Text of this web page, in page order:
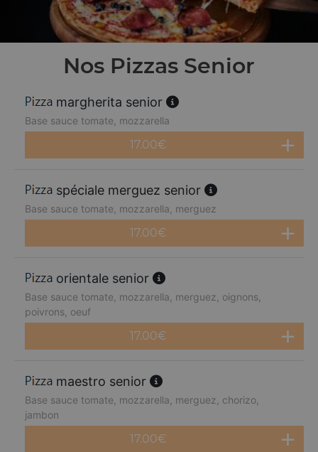
Nos Pizzas Senior
margherita senior
Base sauce tomate, mozzarella
17.00€
spéciale merguez senior
Base sauce tomate, mozzarella, merguez
17.00€
orientale senior
Base sauce tomate, mozzarella, merguez, oignons,
poivrons, oeuf
17.00€
maestro senior
Base sauce tomate, mozzarella, merguez, chorizo,
jambon
17.00€